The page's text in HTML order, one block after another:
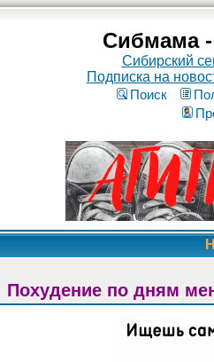
Сибмама -
Сибирский
Подписка на
Поиск
Похудение по дням